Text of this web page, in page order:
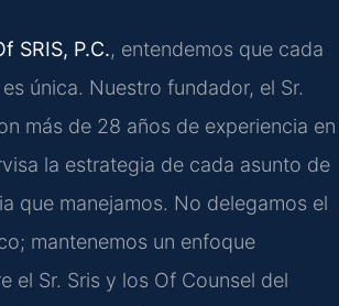
SRIS, P.C., entendemos que cada
única. Nuestro fundador, el Sr.
más de 28 años de experiencia en
la estrategia de cada asunto de
que manejamos. No delegamos el
mantenemos un enfoque
el Sr. Sris y los Of Counsel del